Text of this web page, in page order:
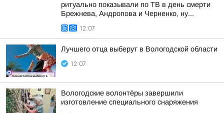
ритуально показывали по ТВ в день смерти
Брежнева, Андропова и Черненко, ну...
12:07
Лучшего отца выберут в Вологодской области
12:07
Вологодские волонтёры завершили
изготовление специального снаряжения